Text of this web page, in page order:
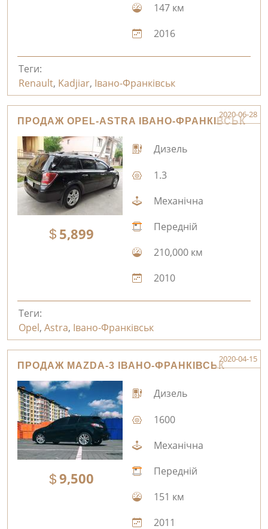
147 км
2016
Теги:
Renault, Kadjiar, Івано-Франківськ
ПРОДАЖ OPEL-ASTRA ІВАНО-ФРАНКІВСЬК
2020-06-28
5,899
Дизель
1.3
Механічна
Передній
210,000 км
2010
Теги:
Opel, Astra, Івано-Франківськ
ПРОДАЖ MAZDA-3 ІВАНО-ФРАНКІВСЬК
2020-04-15
9,500
Дизель
1600
Механічна
Передній
151 км
2011